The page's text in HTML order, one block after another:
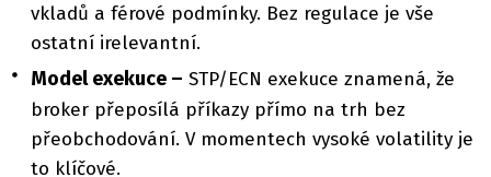
vkladů a férové podmínky. Bez regulace je vše
ostatní irelevantní.
Model exekuce – STP/ECN exekuce znamená, že
broker přeposílá příkazy přímo na trh bez
přeobchodování. V momentech vysoké volatility je
to klíčové.